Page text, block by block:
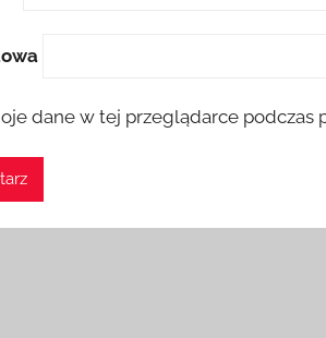
dane w tej przeglądarce podczas